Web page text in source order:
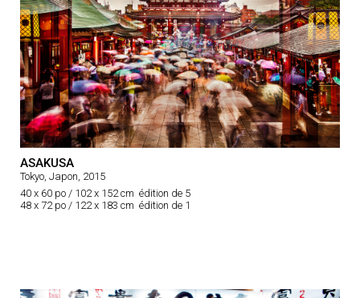
ASAKUSA
Tokyo, Japon, 2015
40 x 60 po / 102 x 152 cm édition de 5
48 x 72 po / 122 x 183 cm édition de 1